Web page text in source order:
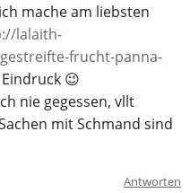
mache am liebsten
lalaith-
frucht-panna-
😉
nie gegessen, vllt
mit Schmand sind
Antworten